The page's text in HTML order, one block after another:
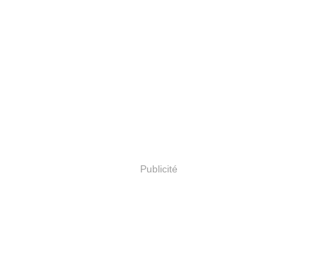
Publicité